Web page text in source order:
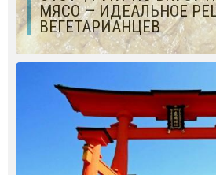
МЯСО — ИДЕАЛЬНОЕ
ВЕГЕТАРИАНЦЕВ